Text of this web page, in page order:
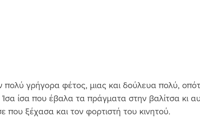
πολύ γρήγορα φέτος, μιας και δούλευα πολύ,
ίσα που έβαλα τα πράγματα στην βαλίτσα κι
που ξέχασα και τον φορτιστή του κινητού.